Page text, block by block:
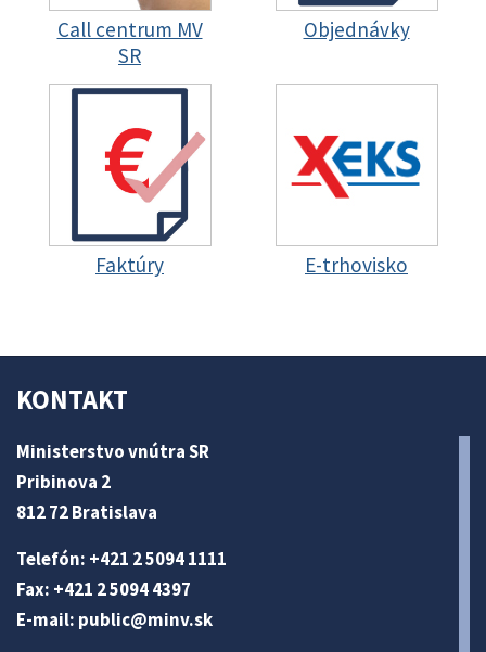
Call centrum MV
SR
Objednávky
Faktúry E-trhovisko
KONTAKT
Ministerstvo vnútra SR
Pribinova 2
812 72 Bratislava
Telefón: +421 2 5094 1111
Fax: +421 2 5094 4397
E-mail: public@minv.sk